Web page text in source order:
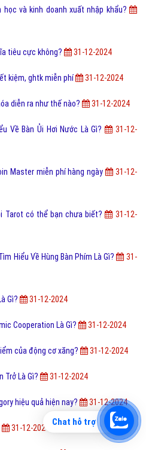
và kinh doanh xuất nhập khẩu?
tiêu cực không? 31-12-2024
kiệm, ghtk miễn phí 31-12-2024
diễn ra như thế nào? 31-12-2024
Về Bàn Ủi Hơi Nước Là Gì?
31-12-
Master miễn phí hàng ngày
31-12-
Tarot có thể bạn chưa biết?
31-12-
Hiểu Về Hùng Bàn Phím Là Gì?
31-
Gì? 31-12-2024
Cooperation Là Gì? 31-12-2024
của động cơ xăng? 31-12-2024
Trở Là Gì? 31-12-2024
hiệu quả hiện nay? 31-12-2024
31-12-2024
Chat hỗ trợ